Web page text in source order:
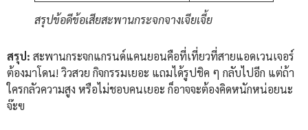
สรุปข้อดีข้อเสียสะพานกระจกจางเจียเจี้ย
สรุป: สะพานกระจกแกรนด์แคนยอนคือที่เที่ยวที่สายแอดเวนเจอร์
ต้องมาโดน! วิวสวย กิจกรรมเยอะ แถมได้รูปชิค ๆ กลับไปอีก แต่ถ้า
ใครกลัวความสูง หรือไม่ชอบคนเยอะ ก็อาจจะต้องคิดหนักหน่อยนะ
จ๊ะฃ